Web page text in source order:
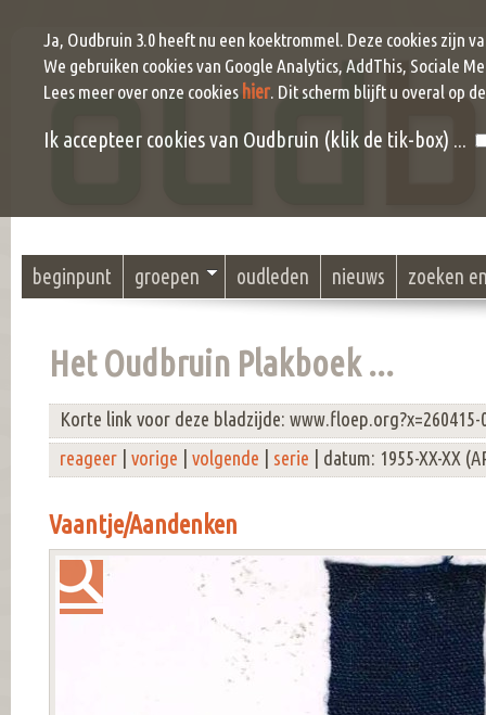
beginpunt groepen oudleden nieuws zoeken
Het Oudbruin Plakboek ...
Korte link voor deze bladzijde: www.floep.org?x=260415-
reageer
vorige volgende serie | datum: 1955-XX-XX
Vaantje/Aandenken
Ja, Oudbruin 3.0 heeft nu een koektrommel. Deze cookies zijn
We gebruiken cookies van Google Analytics, AddThis, Sociale
Lees meer over onze cookies hier. Dit scherm blijft u overal op
Ik accepteer cookies van Oudbruin (klik de tik-box) ...